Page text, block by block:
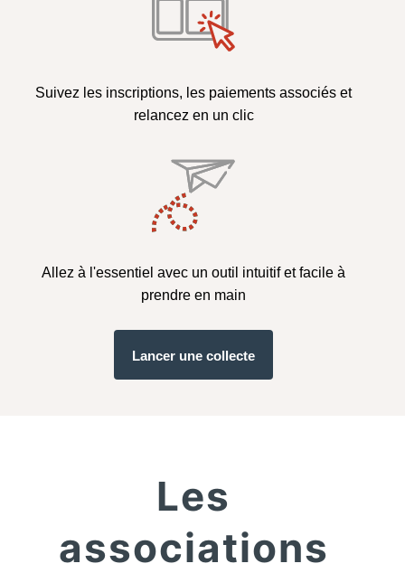
Suivez les inscriptions, les paiements associés et
relancez en un clic
Allez à l'essentiel avec un outil intuitif et facile à
prendre en main
Lancer une collecte
Les
associations